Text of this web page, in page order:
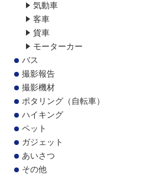
気動車
客車
貨車
モーターカー
バス
撮影報告
撮影機材
ポタリング（自転車）
ハイキング
ペット
ガジェット
あいさつ
その他